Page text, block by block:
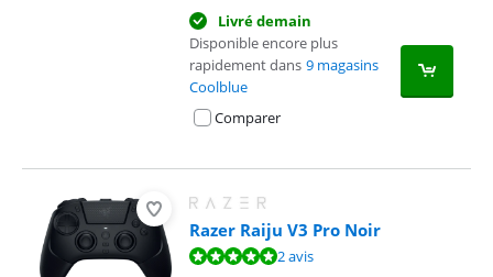
Livré demain
Disponible encore plus
rapidement dans 9 magasins
Coolblue
Comparer
Razer Raiju V3 Pro Noir
La note est de 10 sur 10, basée sur 2 avis.2 avis